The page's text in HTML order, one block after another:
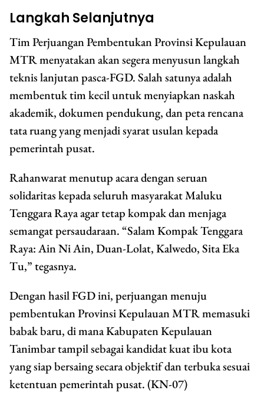
Langkah Selanjutnya
Tim Perjuangan Pembentukan Provinsi Kepulauan
MTR menyatakan akan segera menyusun langkah
teknis lanjutan pasca-FGD. Salah satunya adalah
membentuk tim kecil untuk menyiapkan naskah
akademik, dokumen pendukung, dan peta rencana
tata ruang yang menjadi syarat usulan kepada
pemerintah pusat.
Rahanwarat menutup acara dengan seruan
solidaritas kepada seluruh masyarakat Maluku
Tenggara Raya agar tetap kompak dan menjaga
semangat persaudaraan. “Salam Kompak Tenggara
Raya: Ain Ni Ain, Duan-Lolat, Kalwedo, Sita Eka
Tu,” tegasnya.
Dengan hasil FGD ini, perjuangan menuju
pembentukan Provinsi Kepulauan MTR memasuki
babak baru, di mana Kabupaten Kepulauan
Tanimbar tampil sebagai kandidat kuat ibu kota
yang siap bersaing secara objektif dan terbuka sesuai
ketentuan pemerintah pusat. (KN-07)